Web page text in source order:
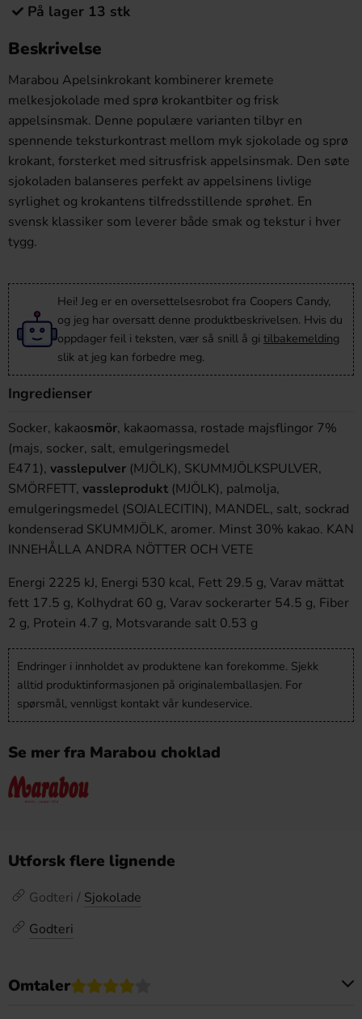
På lager 13 stk
Beskrivelse
Marabou Apelsinkrokant kombinerer kremete
melkesjokolade med sprø krokantbiter og frisk
appelsinsmak. Denne populære varianten tilbyr en
spennende teksturkontrast mellom myk sjokolade og sprø
krokant, forsterket med sitrusfrisk appelsinsmak. Den søte
sjokoladen balanseres perfekt av appelsinens livlige
syrlighet og krokantens tilfredsstillende sprøhet. En
svensk klassiker som leverer både smak og tekstur i hver
tygg.
Hei! Jeg er en oversettelsesrobot fra Coopers Candy,
og jeg har oversatt denne produktbeskrivelsen. Hvis du
oppdager feil i teksten, vær så snill å gi tilbakemelding
slik at jeg kan forbedre meg.
Ingredienser
Socker, kakaosmör, kakaomassa, rostade majsflingor 7%
(majs, socker, salt, emulgeringsmedel
E471), vasslepulver (MJÖLK), SKUMMJÖLKSPULVER,
SMÖRFETT, vassleprodukt (MJÖLK), palmolja,
emulgeringsmedel (SOJALECITIN), MANDEL, salt, sockrad
kondenserad SKUMMJÖLK, aromer. Minst 30% kakao. KAN
INNEHÅLLA ANDRA NÖTTER OCH VETE
Energi 2225 kJ, Energi 530 kcal, Fett 29.5 g, Varav mättat
fett 17.5 g, Kolhydrat 60 g, Varav sockerarter 54.5 g, Fiber
2 g, Protein 4.7 g, Motsvarande salt 0.53 g
Endringer i innholdet av produktene kan forekomme. Sjekk
alltid produktinformasjonen på originalemballasjen. For
spørsmål, vennligst kontakt vår kundeservice.
Se mer fra Marabou choklad
Utforsk flere lignende
Godteri / Sjokolade
Godteri
Omtaler